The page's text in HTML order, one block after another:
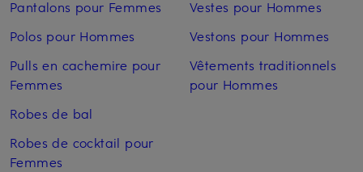
Pantalons pour Femmes
Polos pour Hommes
Pulls en cachemire pour
Femmes
Robes de bal
Robes de cocktail pour
Femmes
Vestes pour Hommes
Vestons pour Hommes
Vêtements traditionnels
pour Hommes